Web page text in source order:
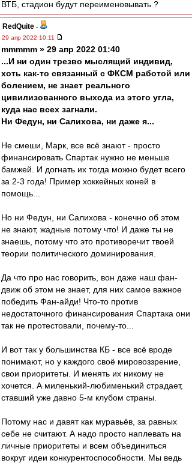
ВТБ, стадион будут переименовывать ?
RedQuite -
29 апр 2022 10:11
mmmmm » 29 апр 2022 01:40
...И ни один трезво мыслящий индивид,
хоть как-то связанный с ФКСМ работой или
болением, не знает реального
цивилизованного выхода из этого угла,
куда нас всех загнали.
Ни Федун, ни Салихова, ни даже я...
Не смеши, Марк, все всё знают - просто
финансировать Спартак нужно не меньше
бамжей. И догнать их тогда можно будет всего
за 2-3 года! Пример хоккейных коней в
помощь...
Но ни Федун, ни Салихова - конечно об этом
не знают, жадные потому что! И даже ты не
знаешь, потому что это противоречит твоей
теории политического доминирования.
Да что про нас говорить, вон даже наш фан-
движ об этом не знает, для них самое важное
победить Фан-айди! Что-то против
недостаточного финансирования Спартака они
так не протестовали, почему-то...
И вот так у большинства КБ - все всё вроде
понимают, но у каждого своё мировоззрение,
свои приоритеты. И менять их никому не
хочется. А миленький-любименький страдает,
ставший уже давно 5-м клубом страны.
Потому нас и давят как муравьёв, за равных
себе не считают. А надо просто наплевать на
личные приоритеты и всем объединиться
вокруг идеи конкурентоспособности. Мы ведь